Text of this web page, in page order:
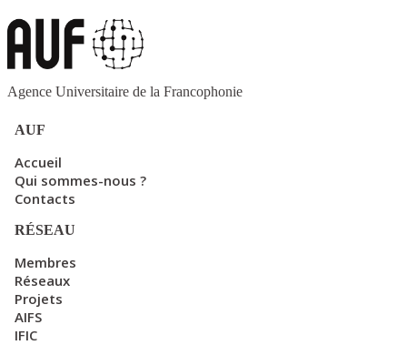
Agence Universitaire de la Francophonie
AUF
Accueil
Qui sommes-nous ?
Contacts
RÉSEAU
Membres
Réseaux
Projets
AIFS
IFIC